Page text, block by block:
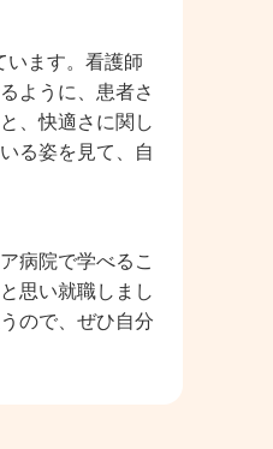
います。看護師
ように、患者さ
、快適さに関し
る姿を見て、自
病院で学べるこ
思い就職しまし
ので、ぜひ自分